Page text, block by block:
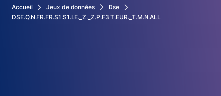
Accueil Jeux de données
Dse
DSE.Q.N.FR.FR.S1.S1.LE._Z._Z.P.F3.T.EUR._T.M.N.ALL